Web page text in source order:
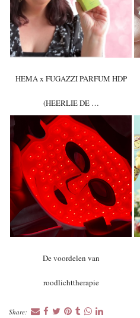
HEMA x FUGAZZI PARFUM HDP
(HEERLIE DE …
De voordelen van
roodlichttherapie
Share: